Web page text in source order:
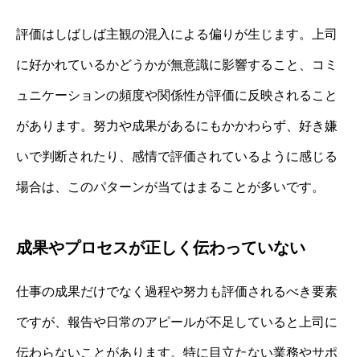
評価はしばしば主観の混入による偏りが生じます。上司
に好かれているかどうかが無意識に影響すること、コミ
ュニケーションの頻度や関係性が評価に反映されること
があります。努力や成果があるにもかかわらず、好き嫌
いで判断されたり、感情で評価されているように感じる
場合は、このパターンが当てはまることが多いです。
成果やプロセスが正しく伝わっていない
仕事の成果だけでなく過程や努力も評価されるべき要素
ですが、報告や日常のアピールが不足していると上司に
伝わらないことがあります。特に目立たない業務やサポ